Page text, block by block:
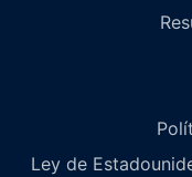
Ley de